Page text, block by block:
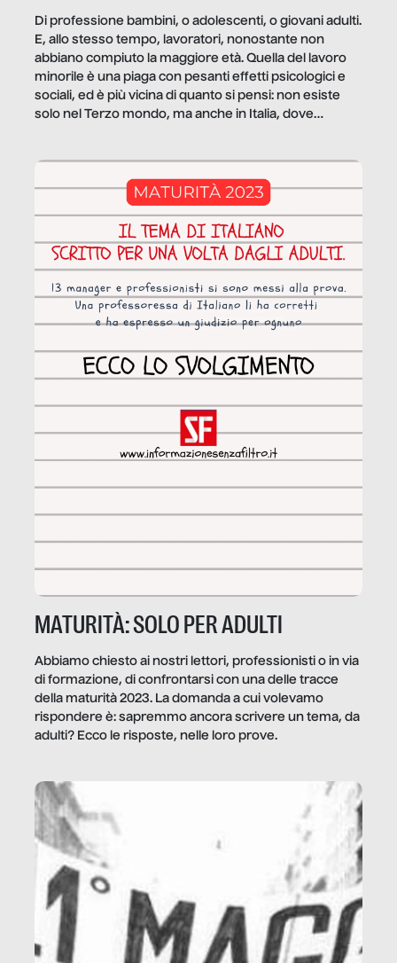
Di professione bambini, o adolescenti, o giovani adulti.
E, allo stesso tempo, lavoratori, nonostante non
abbiano compiuto la maggiore età. Quella del lavoro
minorile è una piaga con pesanti effetti psicologici e
sociali, ed è più vicina di quanto si pensi: non esiste
solo nel Terzo mondo, ma anche in Italia, dove
MATURITÀ: SOLO PER ADULTI
Abbiamo chiesto ai nostri lettori, professionisti o in via
di formazione, di confrontarsi con una delle tracce
della maturità 2023. La domanda a cui volevamo
rispondere è: sapremmo ancora scrivere un tema, da
adulti? Ecco le risposte, nelle loro prove.